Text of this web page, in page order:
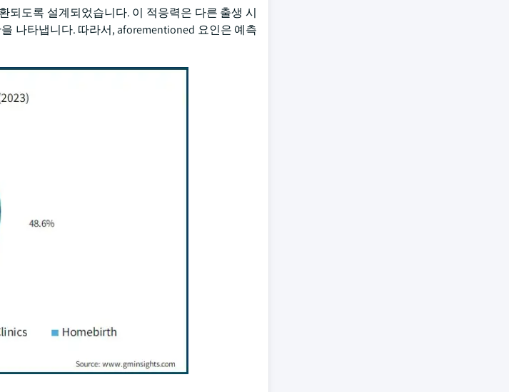
되도록 설계되었습니다. 이 적응력은 다른 출생 시
나타냅니다. 따라서, aforementioned 요인은 예측